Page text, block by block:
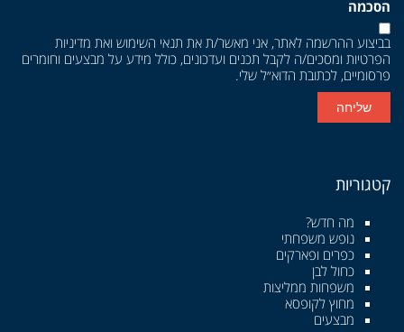
הסכמה
בביצוע ההרשמה לאתר, אני מאשר/ת את תנאי השימוש ואת מדיניות
הפרטיות ומסכים/ה לקבל תכנים ועדכונים, כולל מידע על מבצעים וחומרים
פרסומיים, לכתובת הדוא״ל שלי.
שליחה
קטגוריות
מה חדש?
נופש משפחתי
כפרים ופארקים
כחול לבן
משפחות ממליצות
מחוץ לקופסא
מבצעים